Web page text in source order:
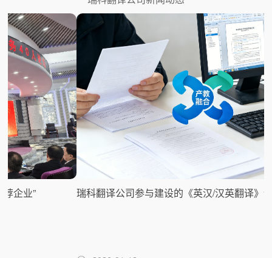
瑞科翻译公司参与建设的《英汉/汉英翻译》课程顺利验收